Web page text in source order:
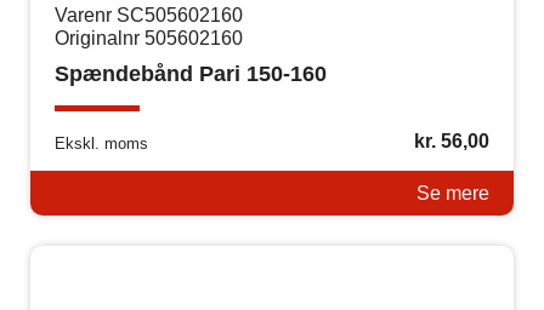
Varenr SC505602160
Originalnr 505602160
Spændebånd Pari 150-160
Ekskl. moms kr.56,00
Se mere